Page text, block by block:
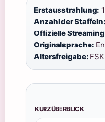
Erstausstrahlung:
Anzahl der Staffeln:
Offizielle
Originalsprache:
Altersfreigabe:
KURZÜBERBLICK